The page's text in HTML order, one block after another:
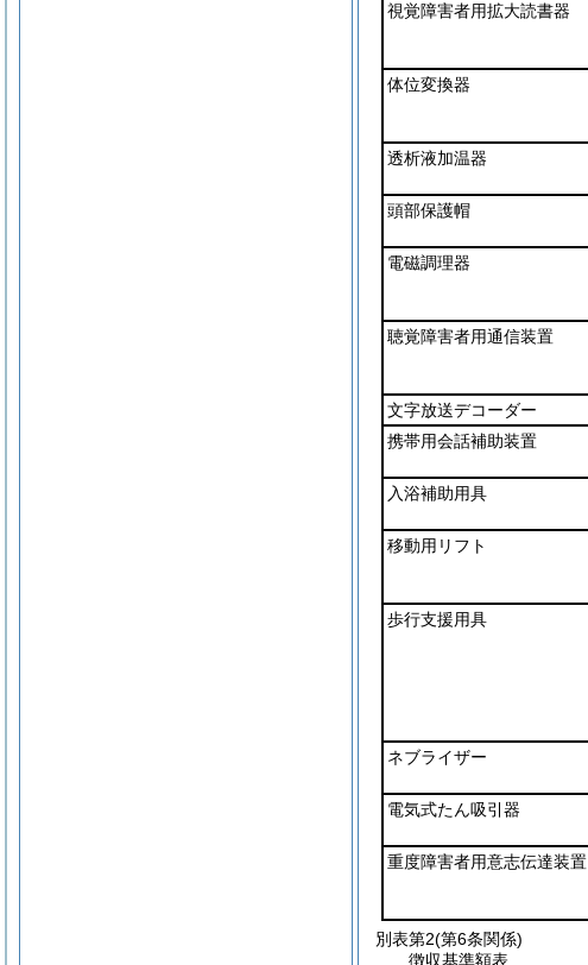
視覚障害者用拡大読書器
体位変換器
透析液加温器
頭部保護帽
電磁調理器
聴覚障害者用通信装置
文字放送デコーダー
携帯用会話補助装置
入浴補助用具
移動用リフト
歩行支援用具
ネブライザー
電気式たん吸引器
重度障害者用意志伝達装置
別表第2(第6条関係)
徴収基準額表